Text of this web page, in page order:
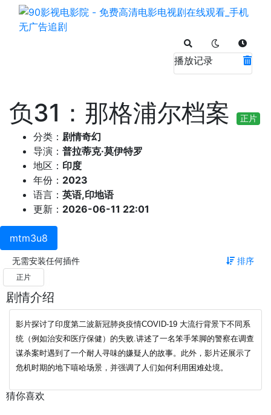
播放记录
负31：那格浦尔档案 正片
分类： 剧情奇幻
导演： 普拉蒂克·莫伊特罗
地区： 印度
年份： 2023
语言： 英语,印地语
更新： 2026-06-11 22:01
mtm3u8
无需安装任何插件 排序
正片
剧情介绍
影片探讨了印度第二波新冠肺炎疫情COVID-19 大流行背景下不同系
统（例如治安和医疗保健）的失败.讲述了一名笨手笨脚的警察在调查
谋杀案时遇到了一个耐人寻味的嫌疑人的故事。此外，影片还展示了
危机时期的地下嘻哈场景，并强调了人们如何利用困难处境。
猜你喜欢